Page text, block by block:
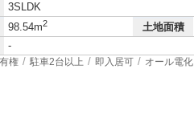
3SLDK
98.54m2 土地面積
-
権 駐車2台以上 即入居可 オール電化